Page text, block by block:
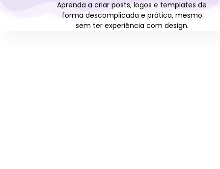
Aprenda a criar posts, logos e templates de
forma descomplicada e prática, mesmo
sem ter experiência com design.